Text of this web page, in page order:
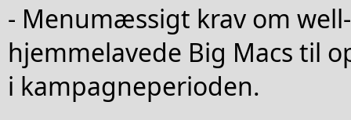
- Menumæssigt krav om
hjemmelavede Big Macs til
i kampagneperioden.